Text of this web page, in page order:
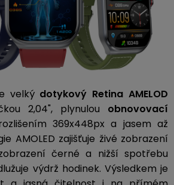
velký dotykový Retina AMELOD
2,04", plynulou obnovovací
369x448px a jasem až
AMOLED zajišťuje živé zobrazení
černé a nižší spotřebu
výdrž hodinek. Výsledkem je